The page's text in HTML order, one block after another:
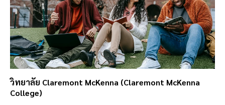
วิทยาลัย Claremont McKenna (Claremont McKenna
College)